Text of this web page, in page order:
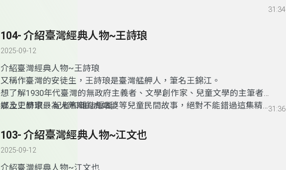
果，總數超過1000種。
31:34
104- 介紹臺灣經典人物~王詩琅
2025-09-12
介紹臺灣經典人物~王詩琅
又稱作臺灣的安徒生，王詩琅是臺灣艋舺人，筆名王錦江。
想了解1930年代臺灣的無政府主義者、文學創作家、兒童文學的主筆者、
鄉土史學家 、記者和雜誌編輯，
以及王詩琅最為人熟知的虎姑婆等兒童民間故事，絕對不能錯過這集精彩31:36
103- 介紹臺灣經典人物~江文也
2025-09-12
介紹臺灣經典人物~江文也